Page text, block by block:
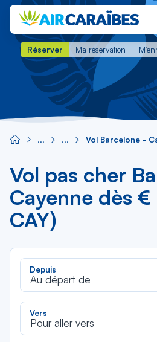
Réserver Ma réservation
Réserver Ma réservation
Vol Barcelone -
Vol pas cher
Cayenne dès €
CAY)
Depuis
Au départ de
Vers
Pour aller vers